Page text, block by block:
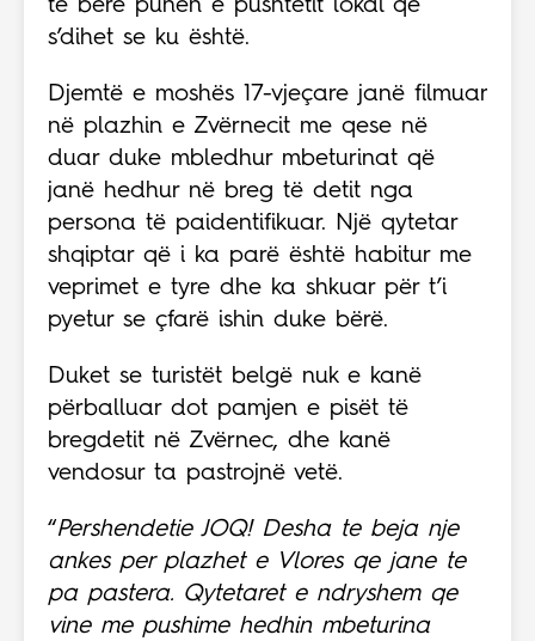
të bërë punën e pushtetit lokal që
s’dihet se ku është.
Djemtë e moshës 17-vjeçare janë filmuar
në plazhin e Zvërnecit me qese në
duar duke mbledhur mbeturinat që
janë hedhur në breg të detit nga
persona të paidentifikuar. Një qytetar
shqiptar që i ka parë është habitur me
veprimet e tyre dhe ka shkuar për t’i
pyetur se çfarë ishin duke bërë.
Duket se turistët belgë nuk e kanë
përballuar dot pamjen e pisët të
bregdetit në Zvërnec, dhe kanë
vendosur ta pastrojnë vetë.
“Pershendetie JOQ! Desha te beja nje
ankes per plazhet e Vlores qe jane te
pa pastera. Qytetaret e ndryshem qe
vine me pushime hedhin mbeturina